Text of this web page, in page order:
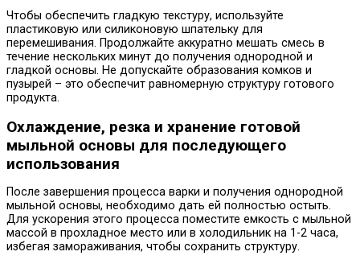
Чтобы обеспечить гладкую текстуру, используйте
пластиковую или силиконовую шпательку для
перемешивания. Продолжайте аккуратно мешать смесь в
течение нескольких минут до получения однородной и
гладкой основы. Не допускайте образования комков и
пузырей – это обеспечит равномерную структуру готового
продукта.
Охлаждение, резка и хранение готовой
мыльной основы для последующего
использования
После завершения процесса варки и получения однородной
мыльной основы, необходимо дать ей полностью остыть.
Для ускорения этого процесса поместите емкость с мыльной
массой в прохладное место или в холодильник на 1-2 часа,
избегая замораживания, чтобы сохранить структуру.